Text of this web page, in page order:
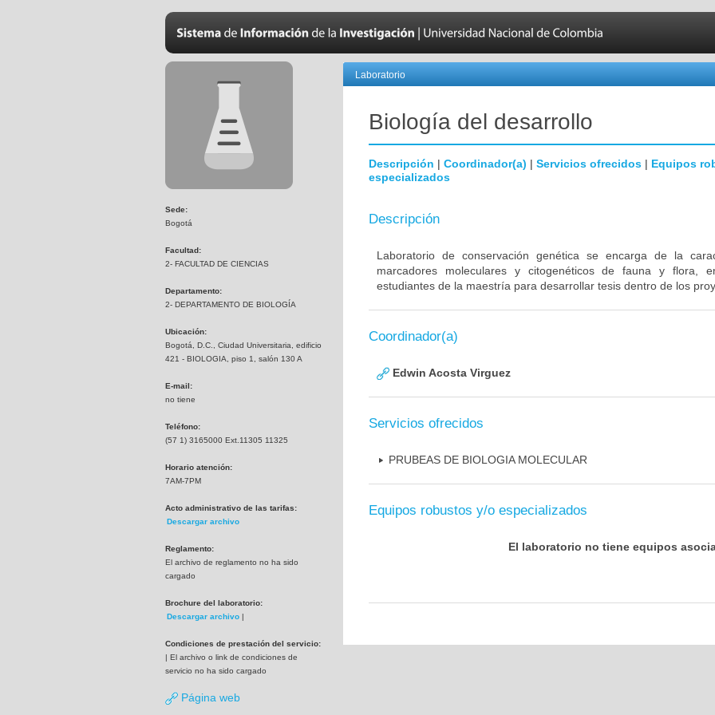
Sede:
Bogotá
Facultad:
2- FACULTAD DE CIENCIAS
Departamento:
2- DEPARTAMENTO DE BIOLOGÍA
Ubicación:
Bogotá, D.C., Ciudad Universitaria, edificio
421 - BIOLOGIA, piso 1, salón 130 A
E-mail:
no tiene
Teléfono:
(57 1) 3165000 Ext.11305 11325
Horario atención:
7AM-7PM
Acto administrativo de las tarifas:
Descargar archivo
Reglamento:
El archivo de reglamento no ha sido
cargado
Brochure del laboratorio:
Descargar archivo |
Condiciones de prestación del servicio:
| El archivo o link de condiciones de
servicio no ha sido cargado
Página web
Laboratorio
Biología del desarrollo
Descripción | Coordinador(a) | Servicios ofrecidos | Equipos
especializados
Descripción
Laboratorio de conservación genética se encarga de la
marcadores moleculares y citogenéticos de fauna y flora,
estudiantes de la maestría para desarrollar tesis dentro de los
Coordinador(a)
Edwin Acosta Virguez
Servicios ofrecidos
PRUBEAS DE BIOLOGIA MOLECULAR
Equipos robustos y/o especializados
El laboratorio no tiene equipos